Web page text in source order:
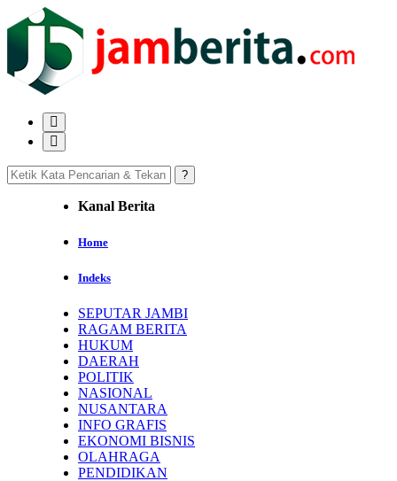
Kanal Berita
Home
Indeks
SEPUTAR JAMBI
RAGAM BERITA
HUKUM
DAERAH
POLITIK
NASIONAL
NUSANTARA
INFO GRAFIS
EKONOMI BISNIS
OLAHRAGA
PENDIDIKAN